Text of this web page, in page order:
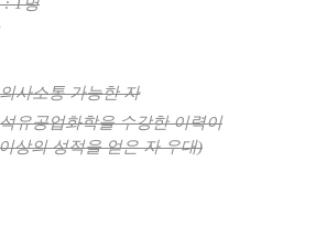
: 1명
사소통 가능한 자
유공업화학을 수강한 이력이
상의 성적을 얻은 자 우대)